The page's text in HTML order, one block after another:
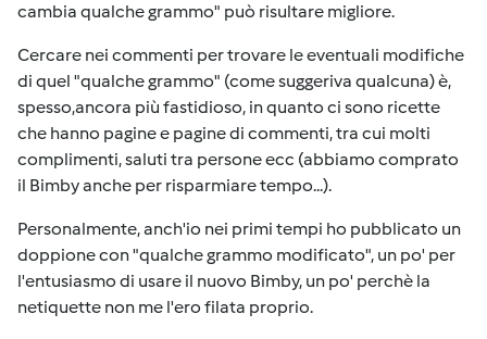
cambia qualche grammo" può risultare migliore.
Cercare nei commenti per trovare le eventuali modifiche
di quel "qualche grammo" (come suggeriva qualcuna) è,
spesso,ancora più fastidioso, in quanto ci sono ricette
che hanno pagine e pagine di commenti, tra cui molti
complimenti, saluti tra persone ecc (abbiamo comprato
il Bimby anche per risparmiare tempo...).
Personalmente, anch'io nei primi tempi ho pubblicato un
doppione con "qualche grammo modificato", un po' per
l'entusiasmo di usare il nuovo Bimby, un po' perchè la
netiquette non me l'ero filata proprio.